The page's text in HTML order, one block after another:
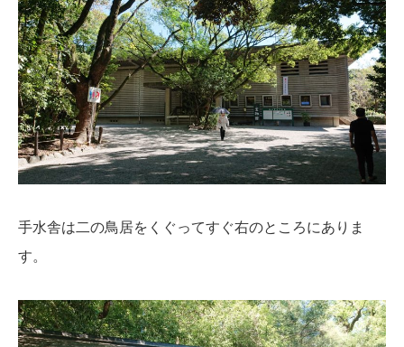
手水舎は二の鳥居をくぐってすぐ右のところにありま
す。